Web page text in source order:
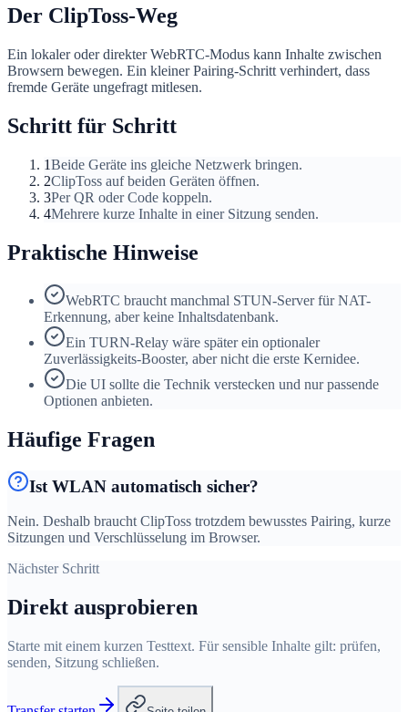
Der ClipToss-Weg
Ein lokaler oder direkter WebRTC-Modus kann Inhalte zwischen
Browsern bewegen. Ein kleiner Pairing-Schritt verhindert, dass
fremde Geräte ungefragt mitlesen.
Schritt für Schritt
1Beide Geräte ins gleiche Netzwerk bringen.
2ClipToss auf beiden Geräten öffnen.
3Per QR oder Code koppeln.
4Mehrere kurze Inhalte in einer Sitzung senden.
Praktische Hinweise
WebRTC braucht manchmal STUN-Server für NAT-
Erkennung, aber keine Inhaltsdatenbank.
Ein TURN-Relay wäre später ein optionaler
Zuverlässigkeits-Booster, aber nicht die erste Kernidee.
Die UI sollte die Technik verstecken und nur passende
Optionen anbieten.
Häufige Fragen
Ist WLAN automatisch sicher?
Nein. Deshalb braucht ClipToss trotzdem bewusstes Pairing, kurze
Sitzungen und Verschlüsselung im Browser.
Nächster Schritt
Direkt ausprobieren
Starte mit einem kurzen Testtext. Für sensible Inhalte gilt: prüfen,
senden, Sitzung schließen.